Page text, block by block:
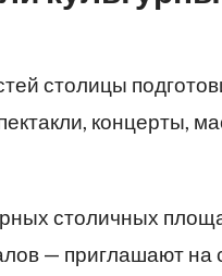
столицы
концерты,
столичных
— приглашают